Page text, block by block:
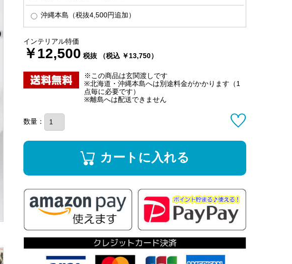
沖縄本島（税抜4,500円追加）
インテリアル特価
￥12,500 税抜 （税込 ￥13,750）
※この商品は玄関渡しです
※北海道・沖縄本島へは別途料金がかかります（1
点毎に必要です）
※離島へは配送できません
数量：
カートに入れる